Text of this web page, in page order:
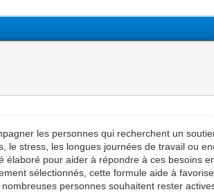
les personnes qui recherchent un
le stress, les longues journées de travail ou
élaboré pour aider à répondre à ces besoins
sélectionnés, cette formule aide à
personnes souhaitent rester